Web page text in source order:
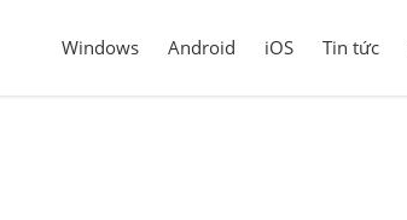
Windows Android iOS Tin tức